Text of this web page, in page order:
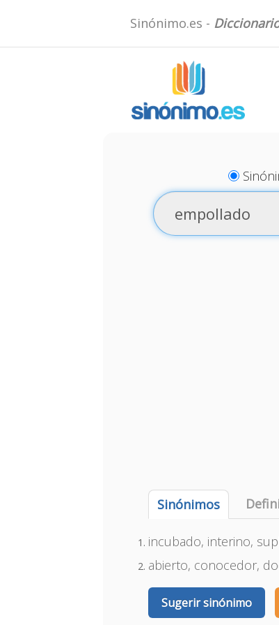
Sinónimo.es -
Sinónimos
incubado, interino,
abierto, conocedor,
Sugerir sinónimo